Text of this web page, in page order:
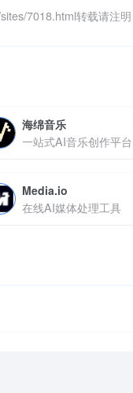
7018.html转载请注明
海绵音乐
Media.io
在线AI媒体处理工具